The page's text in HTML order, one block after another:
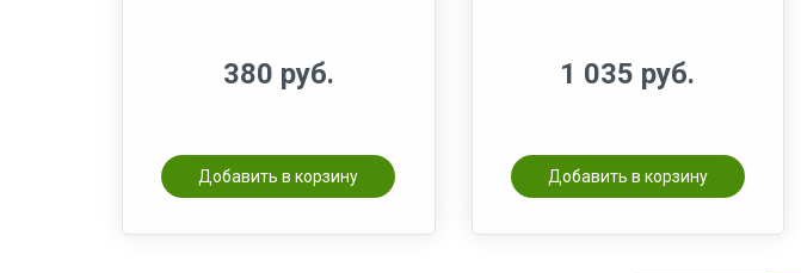
380 руб.
Добавить в корзину
1 035 руб.
Добавить в корзину